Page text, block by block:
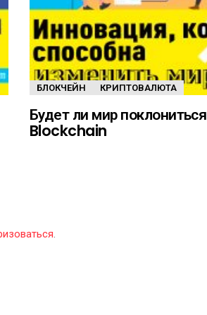
БЛОКЧЕЙН КРИПТОВАЛЮТА
Будет ли мир поклониться
Blockchain
.